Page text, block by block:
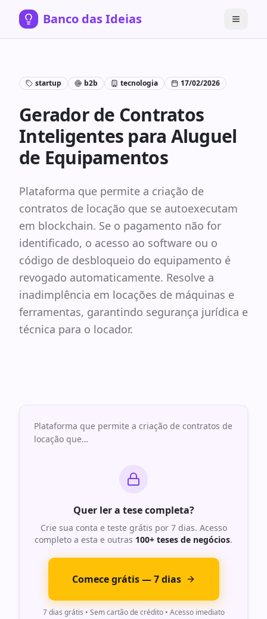
Banco das Ideias
startup b2b tecnologia 17/02/2026
Gerador de Contratos
Inteligentes para Aluguel
de Equipamentos
Plataforma que permite a criação de
contratos de locação que se autoexecutam
em blockchain. Se o pagamento não for
identificado, o acesso ao software ou o
código de desbloqueio do equipamento é
revogado automaticamente. Resolve a
inadimplência em locações de máquinas e
ferramentas, garantindo segurança jurídica e
técnica para o locador.
Plataforma que permite a criação de contratos de
locação que…
Quer ler a tese completa?
Crie sua conta e teste grátis por 7 dias. Acesso
completo a esta e outras 100+ teses de negócios.
Comece grátis — 7 dias
7 dias grátis • Sem cartão de crédito • Acesso imediato